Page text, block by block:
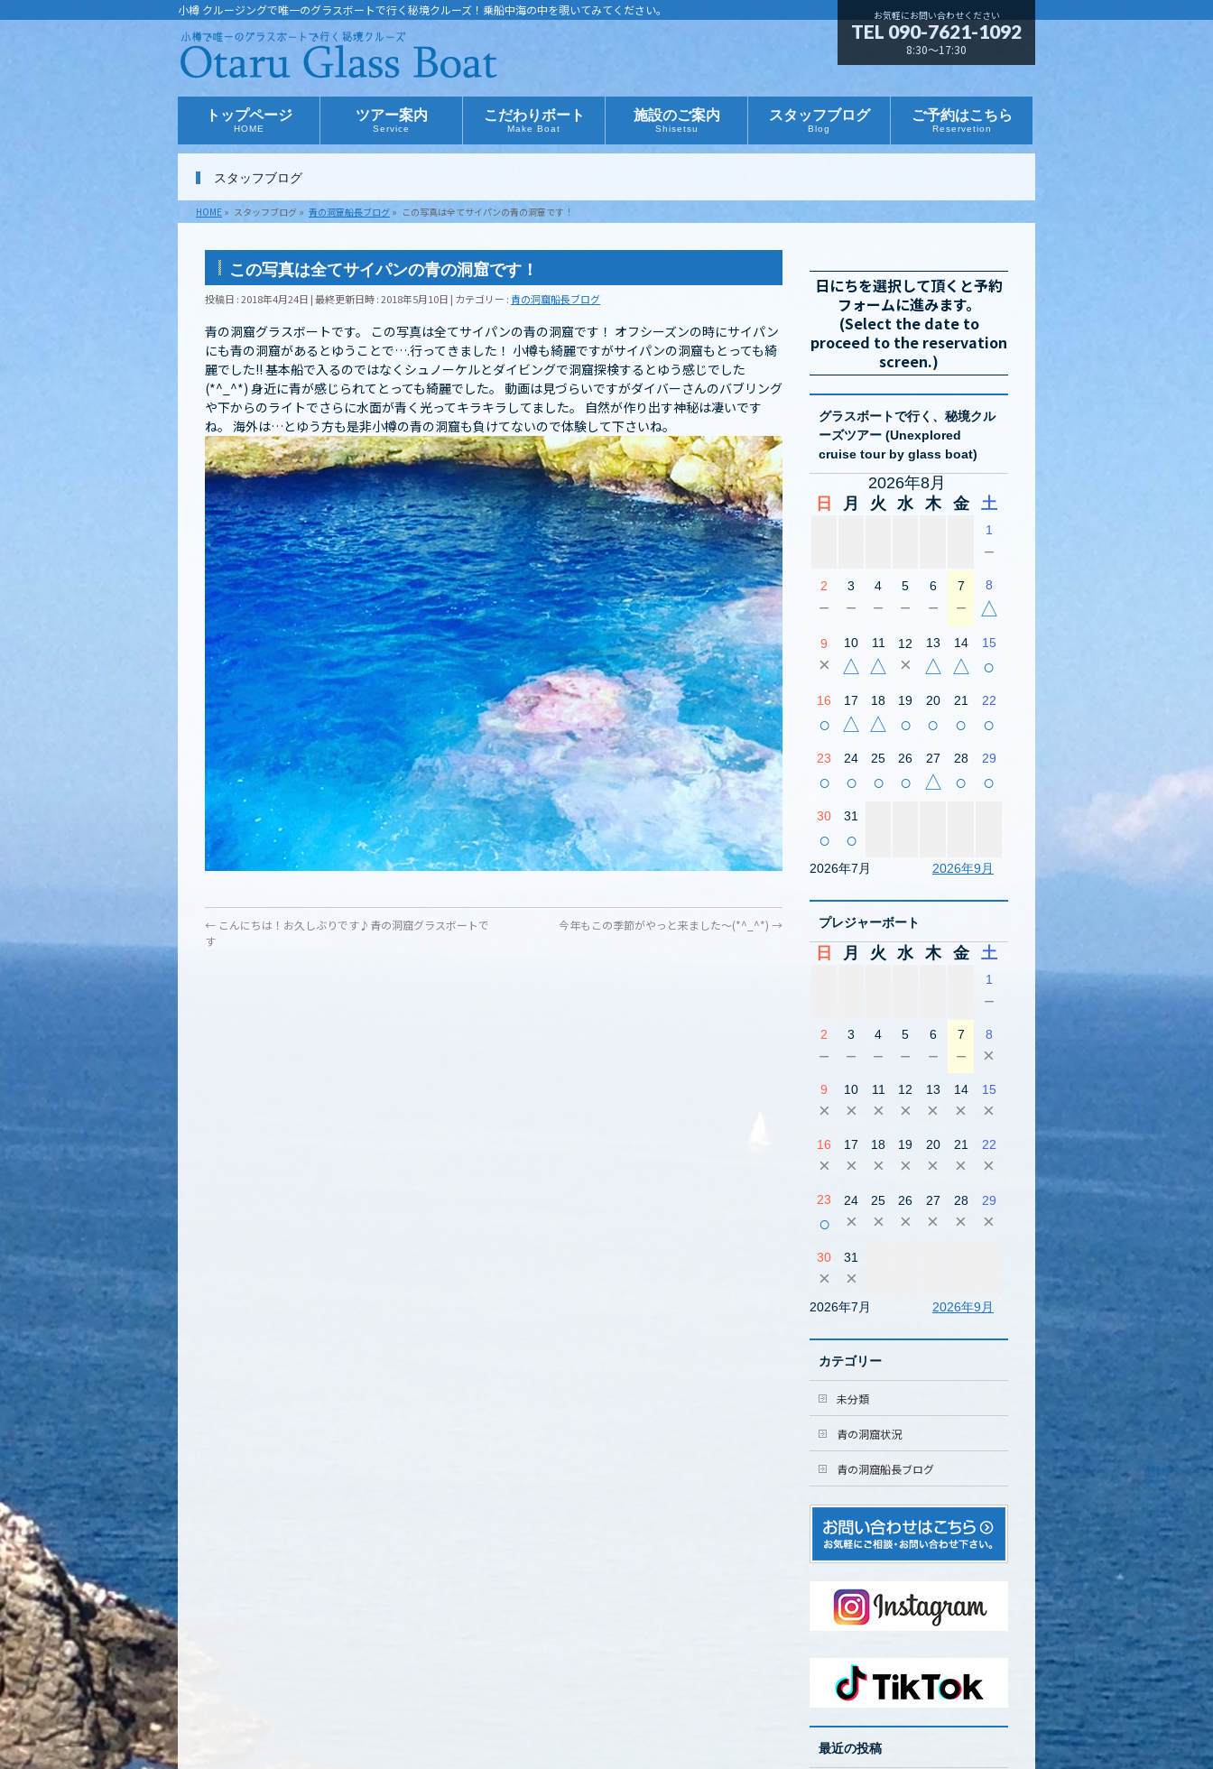
小樽 クルージングで唯一のグラスボートで行く秘境クルーズ！乗船中海の中を覗いてみてください。 お気軽にお問い合わせください
TEL 090-7621-1092
8:30～17:30
トップページ
HOME
ツアー案内
Service
こだわりボート
Make Boat
施設のご案内
Shisetsu
スタッフブログ
Blog
ご予約はこちら
Reservetion
スタッフブログ
HOME » スタッフブログ » 青の洞窟船長ブログ » この写真は全てサイパンの青の洞窟です！
この写真は全てサイパンの青の洞窟です！
投稿日 : 2018年4月24日 最終更新日時 : 2018年5月10日 カテゴリー :青の洞窟船長ブログ
青の洞窟グラスボートです。 この写真は全てサイパンの青の洞窟です！ オフシーズンの時にサイパン
にも青の洞窟があるとゆうことで….行ってきました️！ 小樽も綺麗ですがサイパンの洞窟もとっても綺
麗でした!! 基本船で入るのではなくシュノーケルとダイビングで洞窟探検するとゆう感じでした
(*^_^*) 身近に青が感じられてとっても綺麗でした。 動画は見づらいですがダイバーさんのバブリング
や下からのライトでさらに水面が青く光ってキラキラしてました。 自然が作り出す神秘は凄いです
ね️。 海外は…とゆう方も是非小樽の青の洞窟も負けてないので体験して下さいね️️。
← こんにちは！お久しぶりです♪青の洞窟グラスボートで
す
今年もこの季節がやっと来ました〜(*^_^*) →
日にちを選択して頂くと予約
フォームに進みます。
(Select the date to
proceed to the reservation
screen.)
グラスボートで行く、秘境クル
ーズツアー (Unexplored
cruise tour by glass boat)
2026年8月
日
月 火 水 木 金 土
1
－
2
－
3
－
4
－
5
－
6
－
7
－
8
△
9
×
10
△
11
△
12
×
13
△
14
△
15
○
16
○
17
△
18
△
19
○
20
○
21
○
22
○
23
○
24
○
25
○
26
○
27
△
28
○
29
○
30
○
31
○
2026年7月 2026年9月
プレジャーボート
日 月 火 水 木 金 土
1
－
2
－
3
－
4
－
5
－
6
－
7
－
8
×
9
×
10
×
11
×
12
×
13
×
14
×
15
×
16
×
17
×
18
×
19
×
20
×
21
×
22
×
23
○
24
×
25
×
26
×
27
×
28
×
29
×
30
×
31
×
2026年7月 2026年9月
カテゴリー
未分類
青の洞窟状況
青の洞窟船長ブログ
最近の投稿